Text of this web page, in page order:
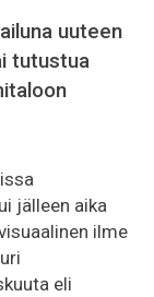
uuteen
tutustua
jälleen aika
ilme
eli